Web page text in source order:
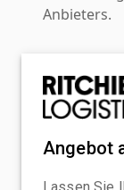
Anbieters.
Angebot